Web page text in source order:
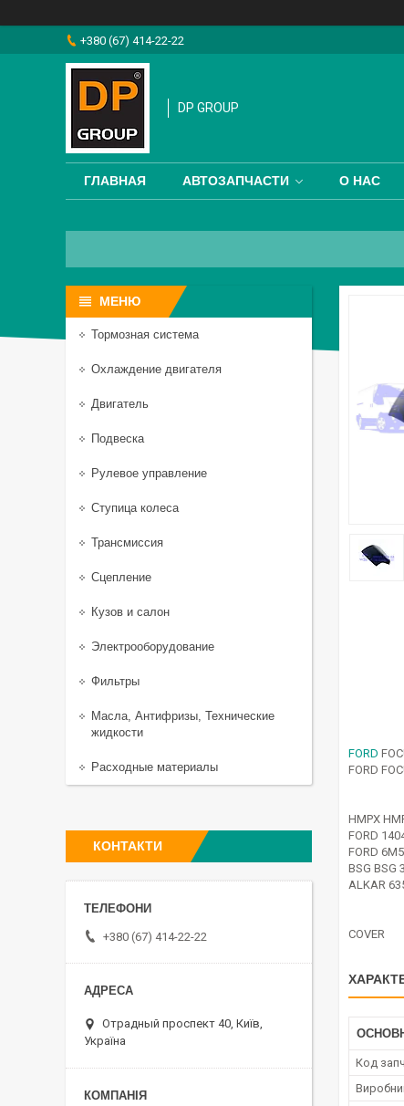
+380 (67) 414-22-22
DP GROUP
ГЛАВНАЯ АВТОЗАПЧАСТИ О НАС
FORD
FORD
HMPX
FORD
FORD
BSG BSG
ALKAR
COVER
Код
Тормозная система
Охлаждение двигателя
Двигатель
Подвеска
Рулевое управление
Ступица колеса
Трансмиссия
Сцепление
Кузов и салон
Электрооборудование
Фильтры
Масла, Антифризы, Технические
жидкости
Расходные материалы
КОНТАКТИ
+380 (67) 414-22-22
Отрадный проспект 40, Київ,
Україна